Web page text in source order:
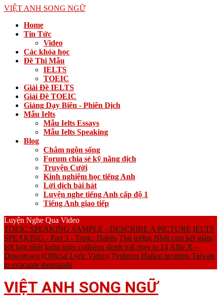
VIỆT ANH SONG NGỮ
Home
Tin Tức
Video
Các khóa học
Đề Thi Mẫu
IELTS
TOEIC
Giải Đề IELTS
Giải Đề TOEIC
Giảng Dạy Biên - Phiên Dịch
Mẫu Ielts
Mẫu Ielts Essays
Mẫu Ielts Speaking
Blog
Châm ngôn sống
Forum chia sẻ kỹ năng dịch
Truyện Cười
Kinh nghiệm học tiếng Anh
Lời dịch bài hát
Luyện nghe tiếng Anh cấp độ 1
Tiếng Anh giao tiếp
Luyện Nghe Qua Video
TOEIC SPEAKING SAMPLE - DESCRIBE A PICTURE IELTS
SPEAKING - Part 3 - Topic: Habits Thủ tướng Nhật cam kết giảm
bớt lạm phát India train collision death toll rises to 14 Allie X –
Downtown (Official Lyric Video) Typhoon Haikui prompts Taiwan
to evacuate thousands
VIỆT ANH SONG NGỮ